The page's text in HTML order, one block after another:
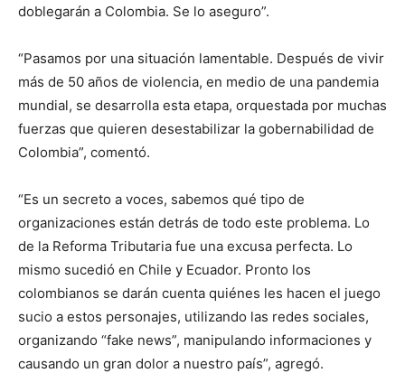
doblegarán a Colombia. Se lo aseguro”.
“Pasamos por una situación lamentable. Después de vivir
más de 50 años de violencia, en medio de una pandemia
mundial, se desarrolla esta etapa, orquestada por muchas
fuerzas que quieren desestabilizar la gobernabilidad de
Colombia”, comentó.
“Es un secreto a voces, sabemos qué tipo de
organizaciones están detrás de todo este problema. Lo
de la Reforma Tributaria fue una excusa perfecta. Lo
mismo sucedió en Chile y Ecuador. Pronto los
colombianos se darán cuenta quiénes les hacen el juego
sucio a estos personajes, utilizando las redes sociales,
organizando “fake news”, manipulando informaciones y
causando un gran dolor a nuestro país”, agregó.